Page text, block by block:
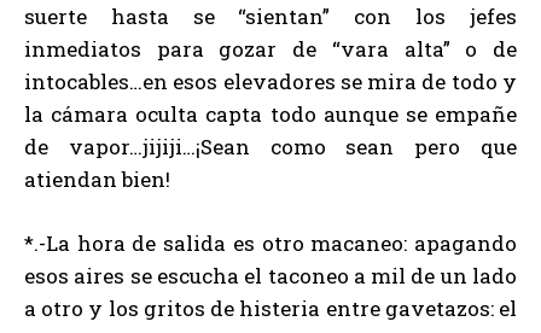
suerte hasta se “sientan” con los jefes
inmediatos para gozar de “vara alta” o de
intocables…en esos elevadores se mira de todo y
la cámara oculta capta todo aunque se empañe
de vapor…jijiji…¡Sean como sean pero que
atiendan bien!
*.-La hora de salida es otro macaneo: apagando
esos aires se escucha el taconeo a mil de un lado
a otro y los gritos de histeria entre gavetazos: el